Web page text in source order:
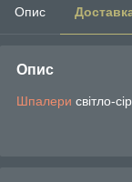
Опис
Опис
Шпалери світло-